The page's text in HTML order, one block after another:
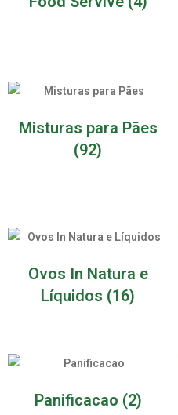
Misturas para Pães
(92)
Ovos In Natura e
Líquidos (16)
Panificacao (2)